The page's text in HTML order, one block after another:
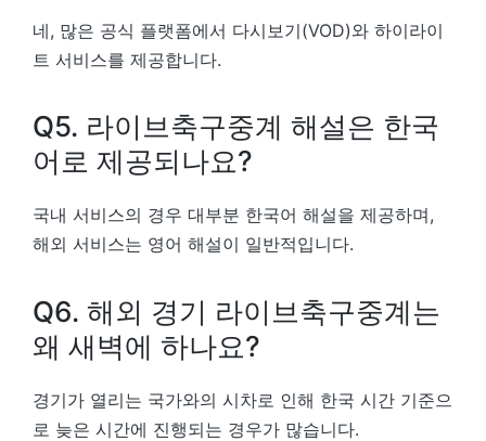
네, 많은 공식 플랫폼에서 다시보기(VOD)와 하이라이
트 서비스를 제공합니다.
Q5. 라이브축구중계 해설은 한국
어로 제공되나요?
국내 서비스의 경우 대부분 한국어 해설을 제공하며,
해외 서비스는 영어 해설이 일반적입니다.
Q6. 해외 경기 라이브축구중계는
왜 새벽에 하나요?
경기가 열리는 국가와의 시차로 인해 한국 시간 기준으
로 늦은 시간에 진행되는 경우가 많습니다.